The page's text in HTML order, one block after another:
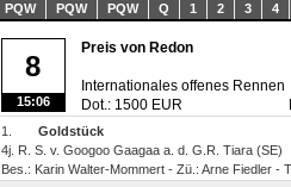
PQW PQW PQW Q 1 2 3 4
8
15:06
Preis von Redon
Internationales offenes Rennen
Dot.: 1500 EUR
1.
Goldstück
4j. R. S. v. Googoo Gaagaa a. d. G.R. Tiara (SE)
Bes.: Karin Walter-Mommert - Zü.: Arne Fiedler -